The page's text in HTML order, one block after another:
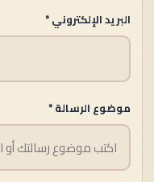
البريد الإلكتروني *
موضوع الرسالة *